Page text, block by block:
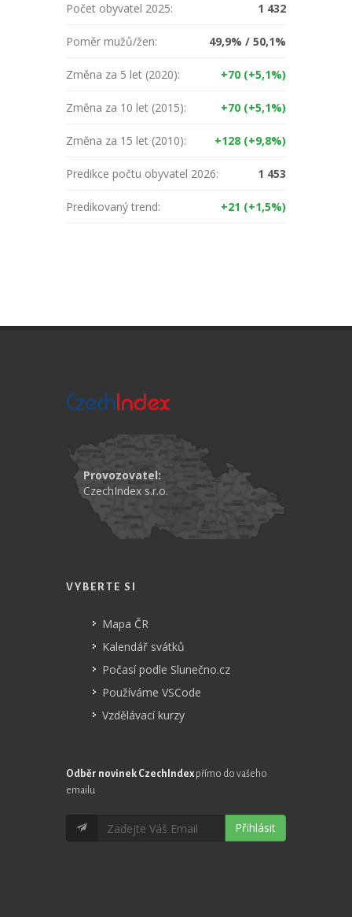
Počet obyvatel 2025: 1 432
Poměr mužů/žen: 49,9% / 50,1%
Změna za 5 let (2020): +70 (+5,1%)
Změna za 10 let (2015): +70 (+5,1%)
Změna za 15 let (2010): +128 (+9,8%)
Predikce počtu obyvatel 2026: 1 453
Predikovaný trend: +21 (+1,5%)
Provozovatel:
CzechIndex s.r.o.
VYBERTE SI
Mapa ČR
Kalendář svátků
Počasí podle Slunečno.cz
Používáme VSCode
Vzdělávací kurzy
Odběr novinek CzechIndex přímo do vašeho
emailu
Přihlásit